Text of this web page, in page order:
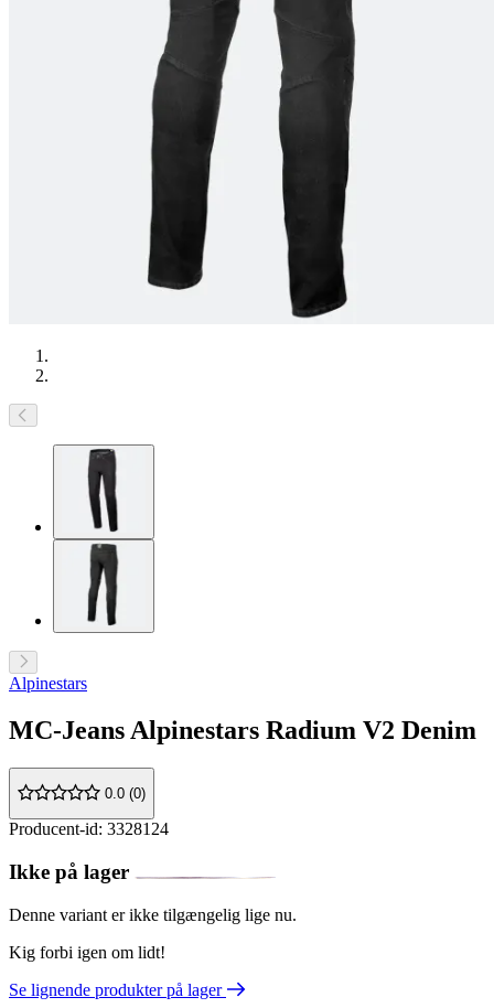
Alpinestars
MC-Jeans Alpinestars Radium V2 Denim
0.0 (0)
Producent-id: 3328124
Ikke på lager
Denne variant er ikke tilgængelig lige nu.
Kig forbi igen om lidt!
Se lignende produkter på lager